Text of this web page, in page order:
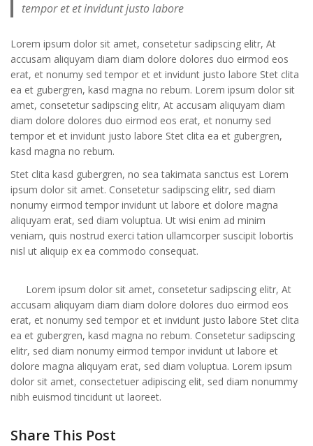
tempor et et invidunt justo labore
Lorem ipsum dolor sit amet, consetetur sadipscing elitr, At
accusam aliquyam diam diam dolore dolores duo eirmod eos
erat, et nonumy sed tempor et et invidunt justo labore Stet clita
ea et gubergren, kasd magna no rebum. Lorem ipsum dolor sit
amet, consetetur sadipscing elitr, At accusam aliquyam diam
diam dolore dolores duo eirmod eos erat, et nonumy sed
tempor et et invidunt justo labore Stet clita ea et gubergren,
kasd magna no rebum.
Stet clita kasd gubergren, no sea takimata sanctus est Lorem
ipsum dolor sit amet. Consetetur sadipscing elitr, sed diam
nonumy eirmod tempor invidunt ut labore et dolore magna
aliquyam erat, sed diam voluptua. Ut wisi enim ad minim
veniam, quis nostrud exerci tation ullamcorper suscipit lobortis
nisl ut aliquip ex ea commodo consequat.
Lorem ipsum dolor sit amet, consetetur sadipscing elitr, At
accusam aliquyam diam diam dolore dolores duo eirmod eos
erat, et nonumy sed tempor et et invidunt justo labore Stet clita
ea et gubergren, kasd magna no rebum. Consetetur sadipscing
elitr, sed diam nonumy eirmod tempor invidunt ut labore et
dolore magna aliquyam erat, sed diam voluptua. Lorem ipsum
dolor sit amet, consectetuer adipiscing elit, sed diam nonummy
nibh euismod tincidunt ut laoreet.
Share This Post